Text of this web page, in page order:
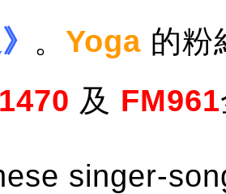
。 Yoga 的粉
及 FM961
singer-